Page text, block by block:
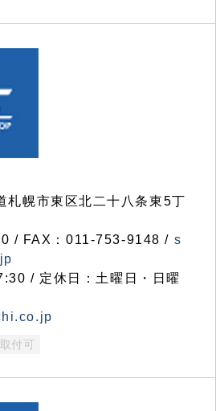
幌市東区北二十八条東5丁
/ FAX：011-753-9148 / s
/ 定休日：土曜日・日曜
付可